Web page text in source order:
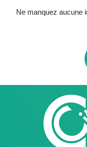
Ne manquez aucune